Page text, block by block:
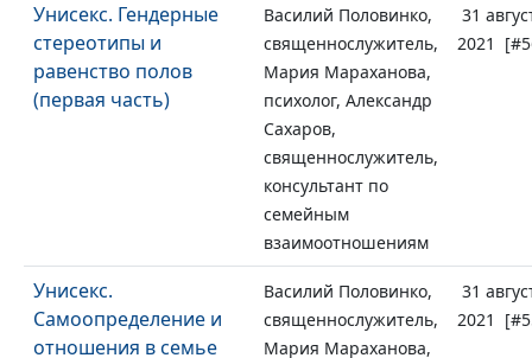
Унисекс. Гендерные
стереотипы и
равенство полов
(первая часть)
Василий Половинко,
священнослужитель,
Мария Мараханова,
психолог, Александр
Сахаров,
священнослужитель,
консультант по
семейным
взаимоотношениям
31
2021
Унисекс.
Самоопределение и
отношения в семье
Василий Половинко,
священнослужитель,
Мария Мараханова,
31
2021